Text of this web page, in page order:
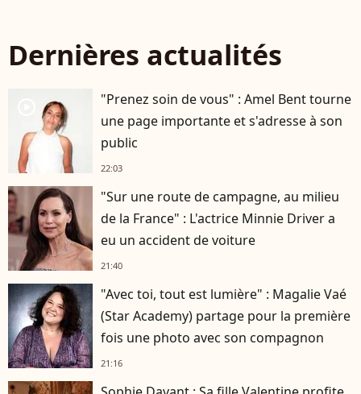
Dernières actualités
"Prenez soin de vous" : Amel Bent tourne
une page importante et s'adresse à son
public
22:03
"Sur une route de campagne, au milieu
de la France" : L'actrice Minnie Driver a
eu un accident de voiture
21:40
"Avec toi, tout est lumière" : Magalie Vaé
(Star Academy) partage pour la première
fois une photo avec son compagnon
21:16